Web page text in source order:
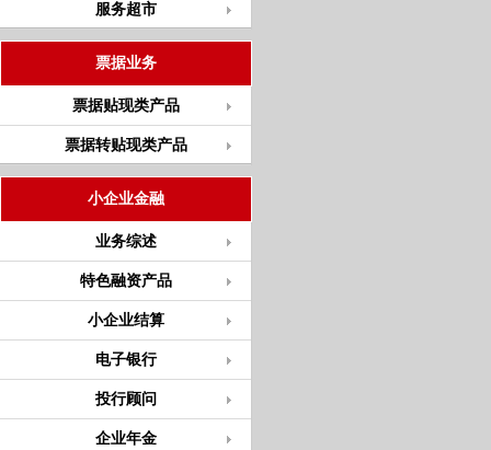
服务超市
票据业务
票据贴现类产品
票据转贴现类产品
小企业金融
业务综述
特色融资产品
小企业结算
电子银行
投行顾问
企业年金